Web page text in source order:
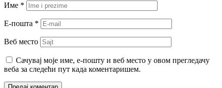
Име *
Е-пошта *
Веб место
Сачувај моје име, е-пошту и веб место у овом прегледачу
веба за следећи пут када коментаришем.